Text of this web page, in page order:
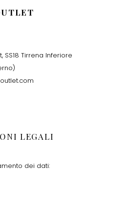
SS18 Tirrena Inferiore
LEGALI
dei dati: